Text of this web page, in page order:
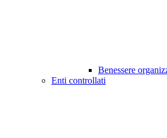
Benessere
Enti controllati